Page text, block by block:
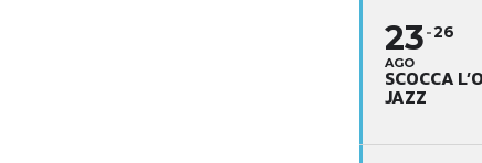
23
AGO
26
SCOCCA
JAZZ